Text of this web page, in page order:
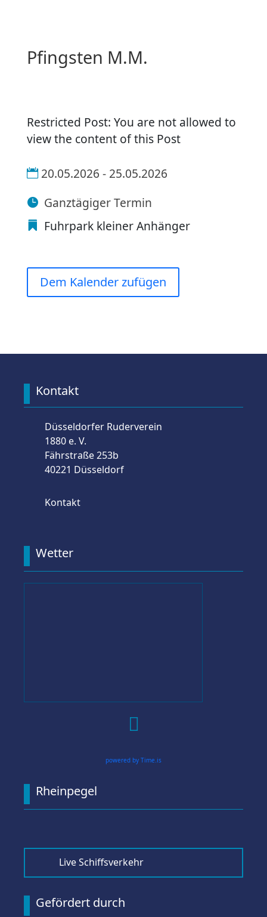
Pfingsten M.M.
Restricted Post: You are not allowed to
view the content of this Post
20.05.2026 - 25.05.2026
Ganztägiger Termin
Fuhrpark kleiner Anhänger
Dem Kalender zufügen
Kontakt
Düsseldorfer Ruderverein
1880 e. V.
Fährstraße 253b
40221 Düsseldorf
Kontakt
Wetter

powered by Time.is
Rheinpegel
Live Schiffsverkehr
Gefördert durch